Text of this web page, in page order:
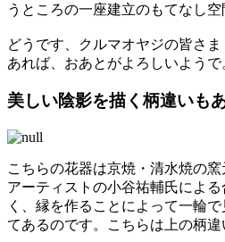
うところの一座建立のもてなし空
どうです、クルマオヤジの皆さ
あれば、おあとがよろしいようで
美しい陰影を描く柄違いも
こちらの花器は京焼・清水焼の
アーティストの小谷祐輔氏によ
く、縁を作ることによって一輪
てあるのです。こちらは上の柄違